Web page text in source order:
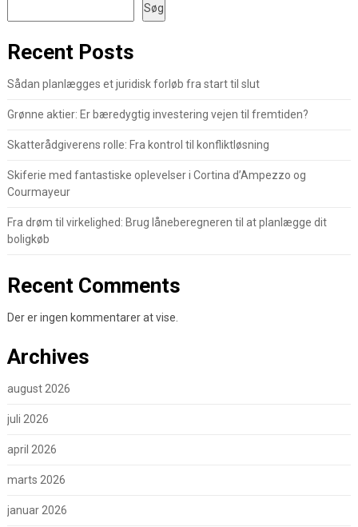
Søg
Recent Posts
Sådan planlægges et juridisk forløb fra start til slut
Grønne aktier: Er bæredygtig investering vejen til fremtiden?
Skatterådgiverens rolle: Fra kontrol til konfliktløsning
Skiferie med fantastiske oplevelser i Cortina d’Ampezzo og
Courmayeur
Fra drøm til virkelighed: Brug låneberegneren til at planlægge dit
boligkøb
Recent Comments
Der er ingen kommentarer at vise.
Archives
august 2026
juli 2026
april 2026
marts 2026
januar 2026